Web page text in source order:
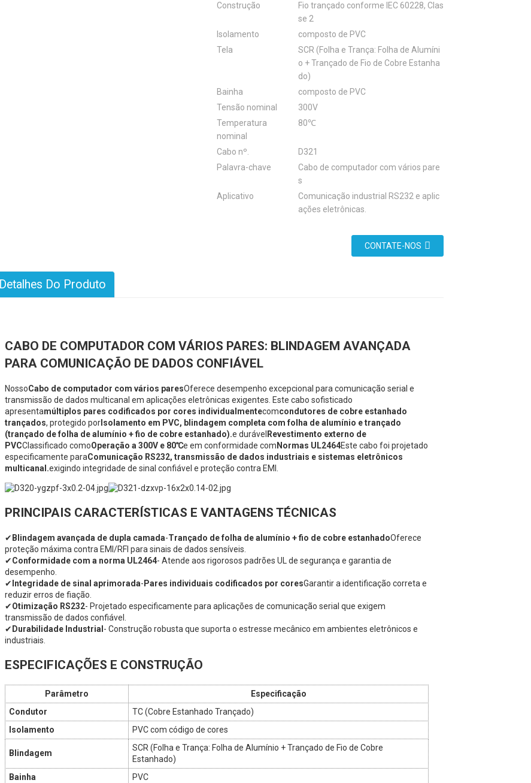
Construção
Fio trançado conforme IEC 60228, Clas
se 2
Isolamento
composto de PVC
Tela
SCR (Folha e Trança: Folha de Alumíni
o + Trançado de Fio de Cobre Estanha
do)
Bainha
composto de PVC
Tensão nominal
300V
Temperatura
nominal
80℃
Cabo nº.
D321
Palavra-chave
Cabo de computador com vários pare
s
Aplicativo
Comunicação industrial RS232 e aplic
ações eletrônicas.
CONTATE-NOS
Detalhes Do Produto
CABO DE COMPUTADOR COM VÁRIOS PARES: BLINDAGEM AVANÇADA
PARA COMUNICAÇÃO DE DADOS CONFIÁVEL
NossoCabo de computador com vários paresOferece desempenho excepcional para comunicação serial e
transmissão de dados multicanal em aplicações eletrônicas exigentes. Este cabo sofisticado
apresentamúltiplos pares codificados por cores individualmentecomcondutores de cobre estanhado
trançados, protegido por Isolamento em PVC, blindagem completa com folha de alumínio e trançado
(trançado de folha de alumínio + fio de cobre estanhado).e durável Revestimento externo de
PVCClassificado comoOperação a 300V e 80℃e em conformidade com Normas UL2464Este cabo foi projetado
especificamente paraComunicação RS232, transmissão de dados industriais e sistemas eletrônicos
multicanal.exigindo integridade de sinal confiável e proteção contra EMI.
PRINCIPAIS CARACTERÍSTICAS E VANTAGENS TÉCNICAS
✔ Blindagem avançada de dupla camada-Trançado de folha de alumínio + fio de cobre estanhadoOferece
proteção máxima contra EMI/RFI para sinais de dados sensíveis.
✔Conformidade com a norma UL2464- Atende aos rigorosos padrões UL de segurança e garantia de
desempenho.
✔ Integridade de sinal aprimorada- Pares individuais codificados por coresGarantir a identificação correta e
reduzir erros de fiação.
✔Otimização RS232- Projetado especificamente para aplicações de comunicação serial que exigem
transmissão de dados confiável.
✔ Durabilidade Industrial - Construção robusta que suporta o estresse mecânico em ambientes eletrônicos e
industriais.
ESPECIFICAÇÕES E CONSTRUÇÃO
Parâmetro
Especificação
Condutor
TC (Cobre Estanhado Trançado)
Isolamento
PVC com código de cores
Blindagem
SCR (Folha e Trança: Folha de Alumínio + Trançado de Fio de Cobre
Estanhado)
Bainha
PVC